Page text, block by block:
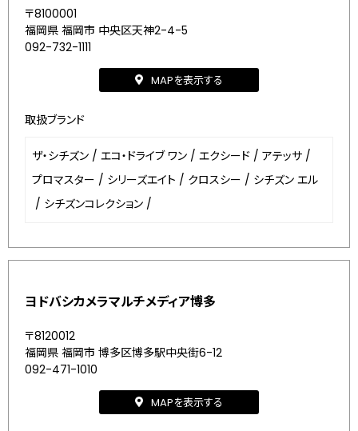
〒8100001
福岡県 福岡市 中央区天神2-4-5
092-732-1111
MAPを表示する
取扱ブランド
ザ・シチズン / エコ・ドライブ ワン / エクシード / アテッサ /
プロマスター / シリーズエイト / クロスシー / シチズン エル
/ シチズンコレクション /
ヨドバシカメラマルチメディア博多
〒8120012
福岡県 福岡市 博多区博多駅中央街6-12
092-471-1010
MAPを表示する